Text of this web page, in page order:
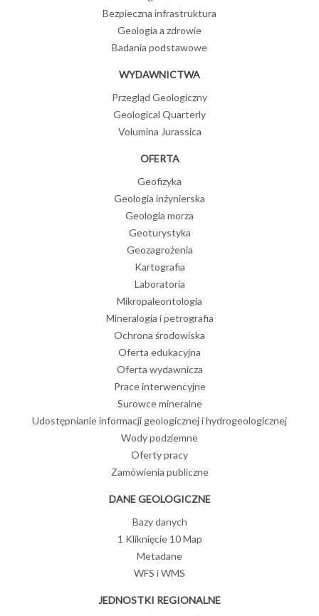
Bezpieczna infrastruktura
Geologia a zdrowie
Badania podstawowe
WYDAWNICTWA
Przegląd Geologiczny
Geological Quarterly
Volumina Jurassica
OFERTA
Geofizyka
Geologia inżynierska
Geologia morza
Geoturystyka
Geozagrożenia
Kartografia
Laboratoria
Mikropaleontologia
Mineralogia i petrografia
Ochrona środowiska
Oferta edukacyjna
Oferta wydawnicza
Prace interwencyjne
Surowce mineralne
Udostępnianie informacji geologicznej i hydrogeologicznej
Wody podziemne
Oferty pracy
Zamówienia publiczne
DANE GEOLOGICZNE
Bazy danych
1 Kliknięcie 10 Map
Metadane
WFS i WMS
JEDNOSTKI REGIONALNE